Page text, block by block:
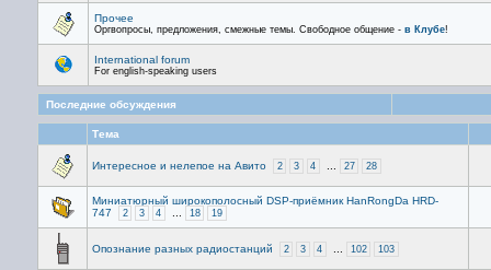
Прочее
Оргвопросы, предложения, смежные темы. Свободное общение - в Клубе!
International forum
For english-speaking users
Последние обсуждения
Тема
Интересное и нелепое на Авито 2 3 4 27 28
Миниатюрный широкополосный DSP-приёмник HanRongDa HRD-
747
2 3 4 18 19
Опознание разных радиостанций 2 3 4 102 103